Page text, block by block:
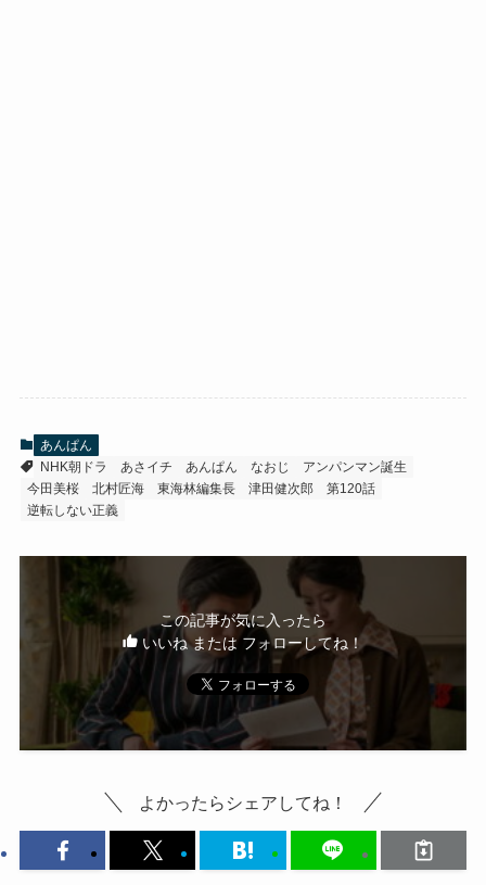
あんぱん
NHK朝ドラ
あさイチ あんぱん なおじ
アンパンマン誕生
今田美桜
北村匠海 東海林編集長 津田健次郎
第120話
逆転しない正義
この記事が気に入ったら
いいね または フォローしてね！
よかったらシェアしてね！